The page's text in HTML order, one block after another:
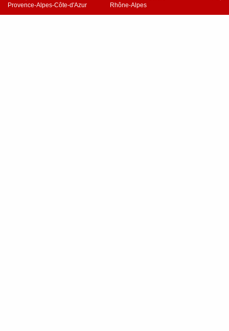
Provence-Alpes-Côte-d'Azur
Rhône-Alpes